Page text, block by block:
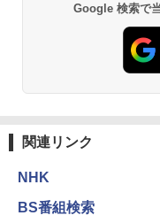
Google 検索で
関連リンク
NHK
BS番組検索